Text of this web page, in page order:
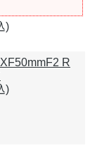
)
R
)